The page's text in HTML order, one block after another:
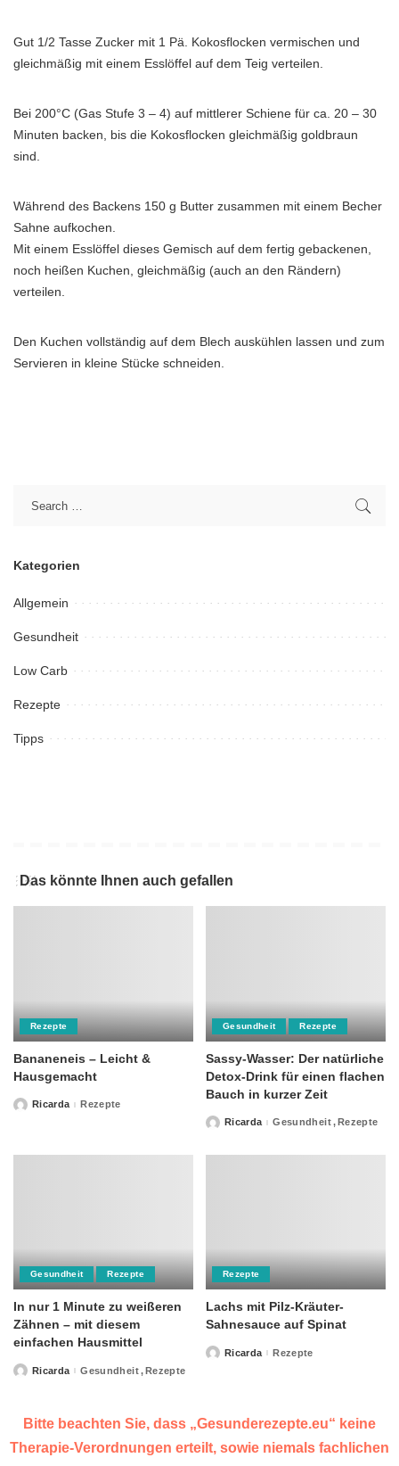
Gut 1/2 Tasse Zucker mit 1 Pä. Kokosflocken vermischen und
gleichmäßig mit einem Esslöffel auf dem Teig verteilen.
Bei 200°C (Gas Stufe 3 – 4) auf mittlerer Schiene für ca. 20 – 30
Minuten backen, bis die Kokosflocken gleichmäßig goldbraun
sind.
Während des Backens 150 g Butter zusammen mit einem Becher
Sahne aufkochen.
Mit einem Esslöffel dieses Gemisch auf dem fertig gebackenen,
noch heißen Kuchen, gleichmäßig (auch an den Rändern)
verteilen.
Den Kuchen vollständig auf dem Blech auskühlen lassen und zum
Servieren in kleine Stücke schneiden.
Kategorien
Allgemein
Gesundheit
Low Carb
Rezepte
Tipps
Das könnte Ihnen auch gefallen
Rezepte
Bananeneis – Leicht &
Hausgemacht
PostedRicarda Rezepte
Gesundheit Rezepte
Sassy-Wasser: Der natürliche
Detox-Drink für einen flachen
Bauch in kurzer Zeit
PostedRicarda Gesundheit Rezepte
Gesundheit Rezepte
In nur 1 Minute zu weißeren
Zähnen – mit diesem
einfachen Hausmittel
PostedRicarda Gesundheit Rezepte
Rezepte
Lachs mit Pilz-Kräuter-
Sahnesauce auf Spinat
PostedRicarda Rezepte
Bitte beachten Sie, dass „Gesunderezepte.eu“ keine
Therapie-Verordnungen erteilt, sowie niemals fachlichen